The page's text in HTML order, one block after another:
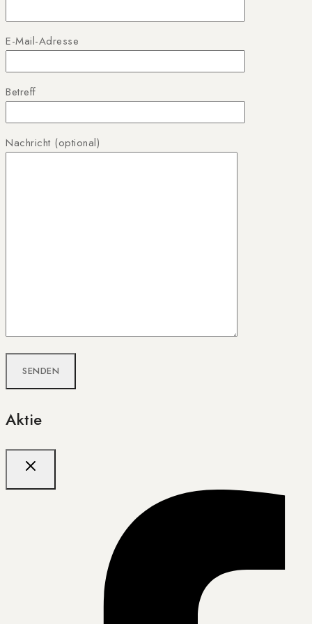
E-Mail-Adresse
Betreff
Nachricht (optional)
Aktie